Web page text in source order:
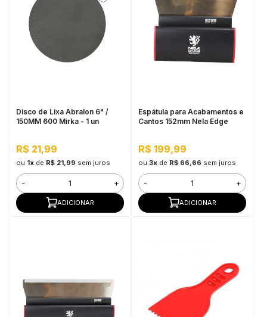
Disco de Lixa Abralon 6" /
150MM 600 Mirka - 1 un
R$ 21,99
ou 1xde R$ 21,99 sem juros
- +
ADICIONAR
Espátula para Acabamentos e
Cantos 152mm Nela Edge
R$ 199,99
ou 3xde R$ 66,66 sem juros
- +
ADICIONAR